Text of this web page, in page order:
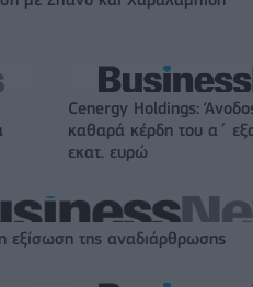
Cenergy Holdings:
καθαρά κέρδη του α΄
εκατ. ευρώ
εξίσωση της αναδιάρθρωσης